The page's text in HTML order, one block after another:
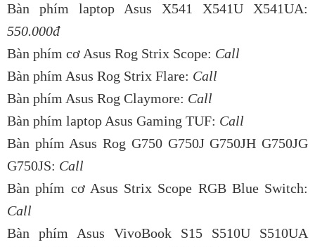
Bàn phím laptop Asus X541 X541U X541UA:
550.000đ
Bàn phím cơ Asus Rog Strix Scope: Call
Bàn phím Asus Rog Strix Flare: Call
Bàn phím Asus Rog Claymore: Call
Bàn phím laptop Asus Gaming TUF: Call
Bàn phím Asus Rog G750 G750J G750JH G750JG
G750JS: Call
Bàn phím cơ Asus Strix Scope RGB Blue Switch:
Call
Bàn phím Asus VivoBook S15 S510U S510UA